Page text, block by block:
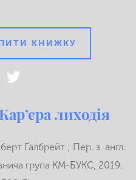
КНИЖКУ
лиходія
Ґалбрейт ; Пер. з англ.
група KM-БУКС, 2019.